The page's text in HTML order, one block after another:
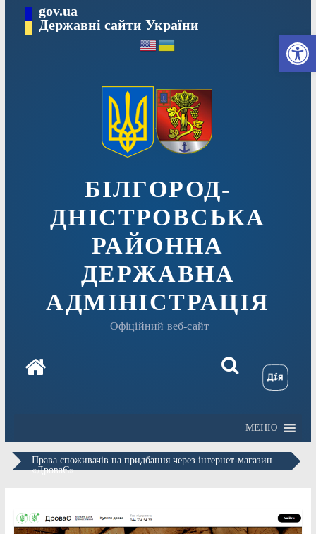
вмісту
gov.ua
Державні сайти України
БІЛГОРОД-
ДНІСТРОВСЬКА
РАЙОННА
ДЕРЖАВНА
АДМІНІСТРАЦІЯ
Офіційний веб-сайт
МЕНЮ
Права споживачів на придбання через інтернет-магазин
«ДроваЄ»